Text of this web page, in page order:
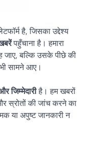
है, जिसका उद्देश्य
पहुँचाना है। हमारा
बल्कि उसके पीछे की
सामने आए।
जिम्मेदारीहै। हम खबरों
स्रोतों की जांच करने का
या अपुष्ट जानकारी न